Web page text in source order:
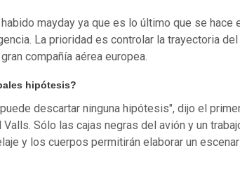
mayday ya que es lo último que se hace
La prioridad es controlar la trayectoria del
compañía aérea europea.
hipótesis?
descartar ninguna hipótesis", dijo el
Sólo las cajas negras del avión y un
y los cuerpos permitirán elaborar un